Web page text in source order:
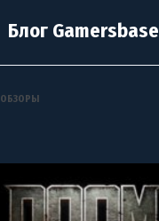
Блог Gamersbase
ОБЗОРЫ